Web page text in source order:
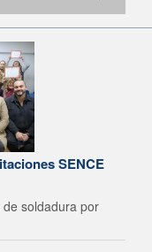
SENCE
soldadura por